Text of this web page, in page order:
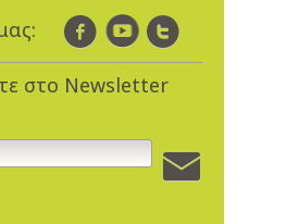
στο Newsletter